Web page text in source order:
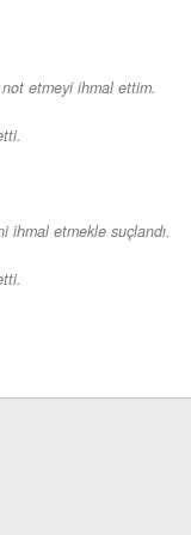
etmeyi ihmal ettim.
ihmal etmekle suçlandı.